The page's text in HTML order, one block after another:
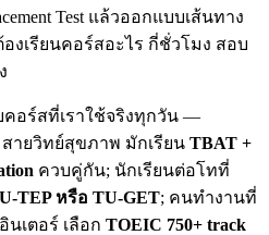
Test แล้วออกแบบเส้นทาง
องเรียนคอร์สอะไร กี่ชั่วโมง สอบ
คอร์สที่เราใช้จริงทุกวัน —
สายวิทย์สุขภาพ มักเรียน TBAT +
ควบคู่กัน; นักเรียนต่อโทที่
TEP หรือ TU-GET; คนทำงานที่
นเตอร์ เลือก TOEIC 750+ track